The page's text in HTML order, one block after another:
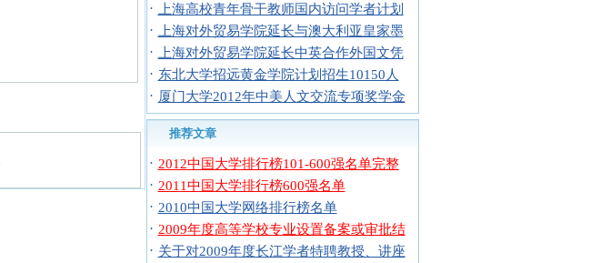
·
上海高校青年骨干教师国内访问学者计划
·
上海对外贸易学院延长与澳大利亚皇家墨
·
上海对外贸易学院延长中英合作外国文凭
· 东北大学招远黄金学院计划招生10150人
· 厦门大学2012年中美人文交流专项奖学金
推荐文章
· 2012中国大学排行榜101-600强名单完整
· 2011中国大学排行榜600强名单
· 2010中国大学网络排行榜名单
· 2009年度高等学校专业设置备案或审批结
· 关于对2009年度长江学者特聘教授、讲座